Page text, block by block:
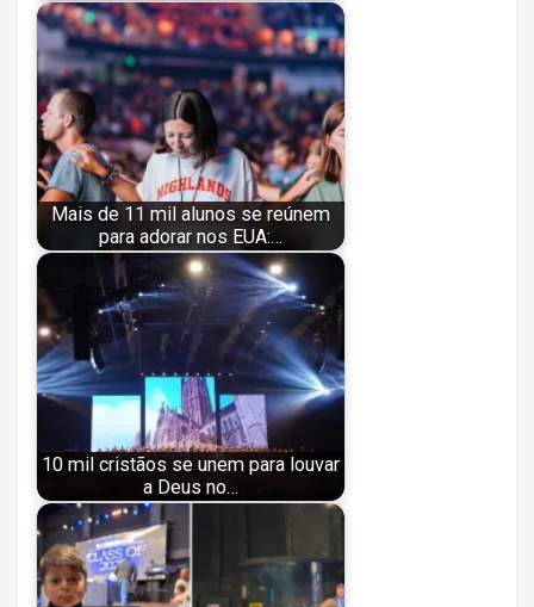
Mais de 11 mil alunos se reúnem
para adorar nos EUA:…
10 mil cristãos se unem para louvar
a Deus no…